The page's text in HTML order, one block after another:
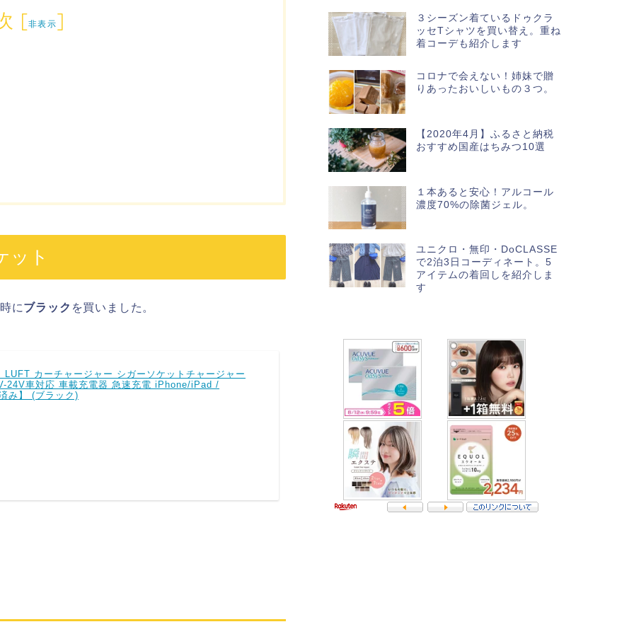
[非表示]
ット
にブラック を買いました。
カーチャージャー シガーソケットチャージャー
24V車対応 車載充電器 急速充電 iPhone/iPad /
み】 (ブラック)
３シーズン着ているドゥクラ
ッセTシャツを買い替え。重ね
着コーデも紹介します
コロナで会えない！姉妹で贈
りあったおいしいもの３つ。
【2020年4月】ふるさと納税
おすすめ国産はちみつ10選
１本あると安心！アルコール
濃度70%の除菌ジェル。
ユニクロ・無印・DoCLASSE
で2泊3日コーディネート。5
アイテムの着回しを紹介しま
す